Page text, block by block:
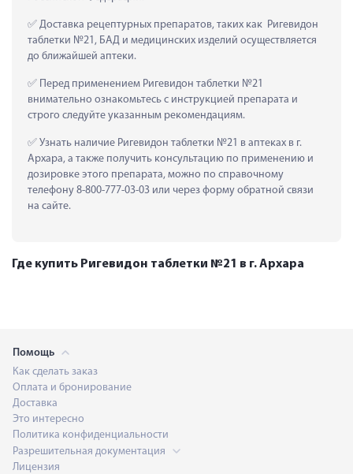
Доставка рецептурных препаратов, таких как  Ригевидон
таблетки №21, БАД и медицинских изделий осуществляется
до ближайшей аптеки.
Перед применением Ригевидон таблетки №21
внимательно ознакомьтесь с инструкцией препарата и
строго следуйте указанным рекомендациям.
Узнать наличие Ригевидон таблетки №21 в аптеках в г.
Архара, а также получить консультацию по применению и
дозировке этого препарата, можно по справочному
телефону 8-800-777-03-03 или через форму обратной связи
на сайте.
Где купить Ригевидон таблетки №21 в г. Архара
Помощь
Как сделать заказ
Оплата и бронирование
Доставка
Это интересно
Политика конфиденциальности
Разрешительная документация
Лицензия